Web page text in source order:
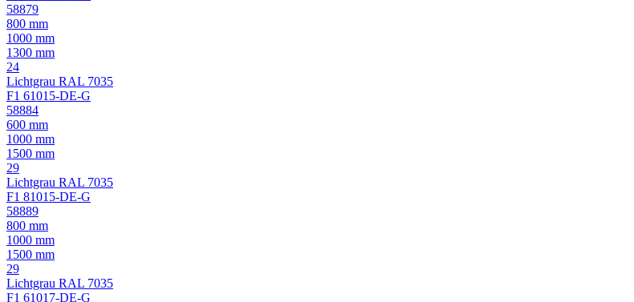
58879
800 mm
1000 mm
1300 mm
24
Lichtgrau RAL 7035
F1 61015-DE-G
58884
600 mm
1000 mm
1500 mm
29
Lichtgrau RAL 7035
F1 81015-DE-G
58889
800 mm
1000 mm
1500 mm
29
Lichtgrau RAL 7035
F1 61017-DE-G